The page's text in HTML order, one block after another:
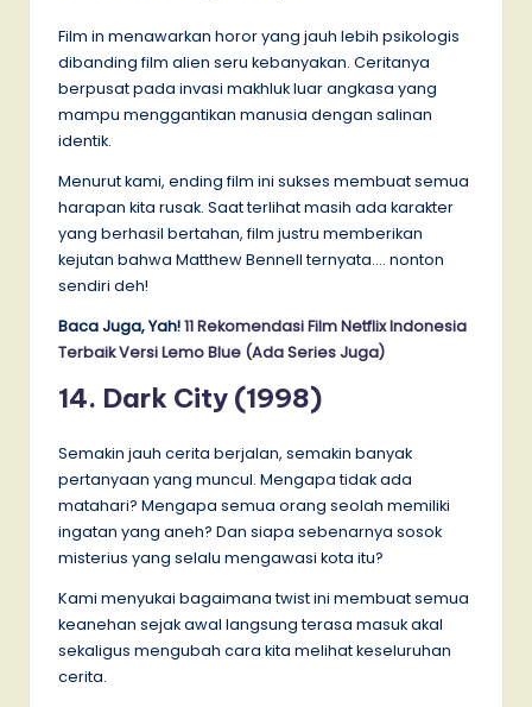
Film in menawarkan horor yang jauh lebih psikologis
dibanding film alien seru kebanyakan. Ceritanya
berpusat pada invasi makhluk luar angkasa yang
mampu menggantikan manusia dengan salinan
identik.
Menurut kami, ending film ini sukses membuat semua
harapan kita rusak. Saat terlihat masih ada karakter
yang berhasil bertahan, film justru memberikan
kejutan bahwa Matthew Bennell ternyata…. nonton
sendiri deh!
Baca Juga, Yah!11 Rekomendasi Film Netflix Indonesia
Terbaik Versi Lemo Blue (Ada Series Juga)
14. Dark City (1998)
Semakin jauh cerita berjalan, semakin banyak
pertanyaan yang muncul. Mengapa tidak ada
matahari? Mengapa semua orang seolah memiliki
ingatan yang aneh? Dan siapa sebenarnya sosok
misterius yang selalu mengawasi kota itu?
Kami menyukai bagaimana twist ini membuat semua
keanehan sejak awal langsung terasa masuk akal
sekaligus mengubah cara kita melihat keseluruhan
cerita.